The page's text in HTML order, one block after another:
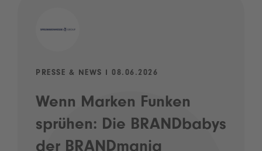
PRESSE & NEWS I 08.06.2026
Wenn Marken Funken
sprühen: Die BRANDbabys